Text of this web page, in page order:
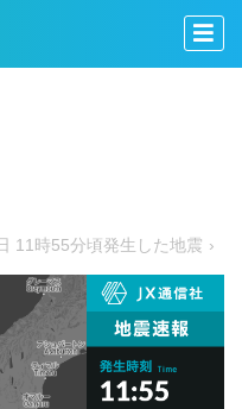
11時55分頃発生した地震